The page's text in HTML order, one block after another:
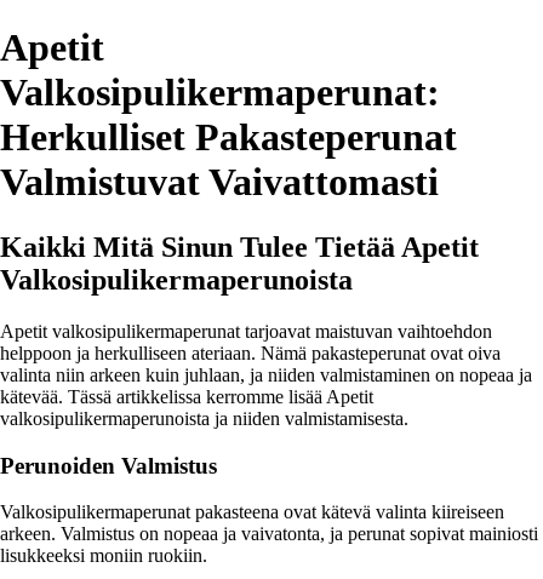
Apetit
Valkosipulikermaperunat:
Herkulliset Pakasteperunat
Valmistuvat Vaivattomasti
Kaikki Mitä Sinun Tulee Tietää Apetit
Valkosipulikermaperunoista
Apetit valkosipulikermaperunat tarjoavat maistuvan vaihtoehdon
helppoon ja herkulliseen ateriaan. Nämä pakasteperunat ovat oiva
valinta niin arkeen kuin juhlaan, ja niiden valmistaminen on nopeaa ja
kätevää. Tässä artikkelissa kerromme lisää Apetit
valkosipulikermaperunoista ja niiden valmistamisesta.
Perunoiden Valmistus
Valkosipulikermaperunat pakasteena ovat kätevä valinta kiireiseen
arkeen. Valmistus on nopeaa ja vaivatonta, ja perunat sopivat mainiosti
lisukkeeksi moniin ruokiin.